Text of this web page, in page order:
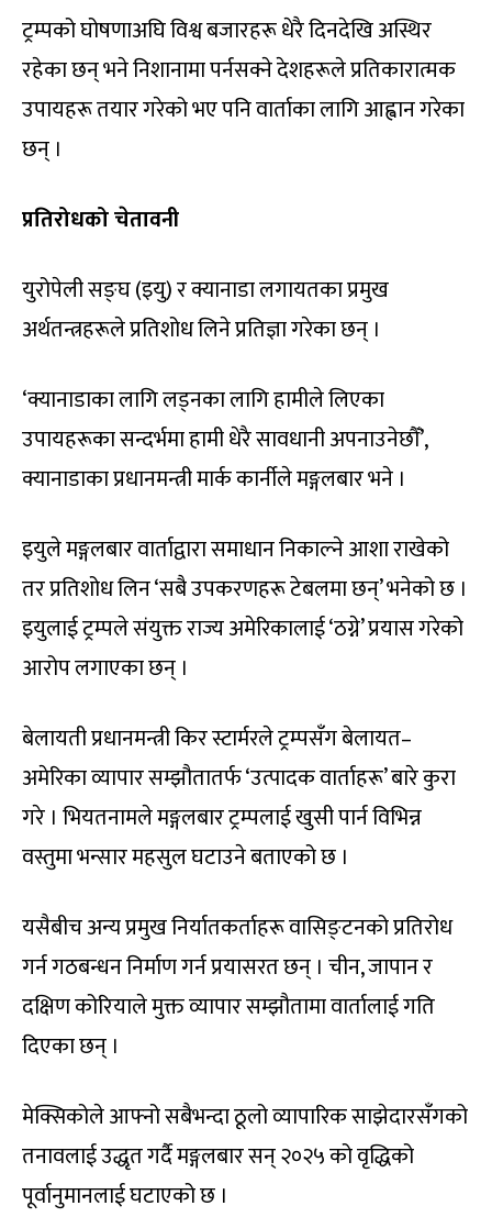
ट्रम्पको घोषणाअघि विश्व बजारहरू धेरै दिनदेखि अस्थिर
रहेका छन् भने निशानामा पर्नसक्ने देशहरूले प्रतिकारात्मक
उपायहरू तयार गरेको भए पनि वार्ताका लागि आह्वान गरेका
छन् ।
प्रतिरोधको चेतावनी
युरोपेली सङ्घ (इयु) र क्यानाडा लगायतका प्रमुख
अर्थतन्त्रहरूले प्रतिशोध लिने प्रतिज्ञा गरेका छन् ।
‘क्यानाडाका लागि लड्नका लागि हामीले लिएका
उपायहरूका सन्दर्भमा हामी धेरै सावधानी अपनाउनेछौँ’,
क्यानाडाका प्रधानमन्त्री मार्क कार्नीले मङ्गलबार भने ।
इयुले मङ्गलबार वार्ताद्वारा समाधान निकाल्ने आशा राखेको
तर प्रतिशोध लिन ‘सबै उपकरणहरू टेबलमा छन्’ भनेको छ ।
इयुलाई ट्रम्पले संयुक्त राज्य अमेरिकालाई ‘ठग्ने’ प्रयास गरेको
आरोप लगाएका छन् ।
बेलायती प्रधानमन्त्री किर स्टार्मरले ट्रम्पसँग बेलायत–
अमेरिका व्यापार सम्झौतातर्फ ‘उत्पादक वार्ताहरू’ बारे कुरा
गरे । भियतनामले मङ्गलबार ट्रम्पलाई खुसी पार्न विभिन्न
वस्तुमा भन्सार महसुल घटाउने बताएको छ ।
यसैबीच अन्य प्रमुख निर्यातकर्ताहरू वासिङ्टनको प्रतिरोध
गर्न गठबन्धन निर्माण गर्न प्रयासरत छन् । चीन, जापान र
दक्षिण कोरियाले मुक्त व्यापार सम्झौतामा वार्तालाई गति
दिएका छन् ।
मेक्सिकोले आफ्नो सबैभन्दा ठूलो व्यापारिक साझेदारसँगको
तनावलाई उद्धृत गर्दै मङ्गलबार सन् २०२५ को वृद्धिको
पूर्वानुमानलाई घटाएको छ ।